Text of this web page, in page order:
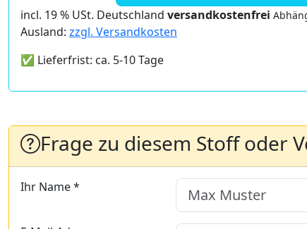
incl. 19 % USt. Deutschland versandkostenfrei
Ausland: zzgl. Versandkosten
✅ Lieferfrist: ca. 5-10 Tage
Frage zu diesem Stoff oder
Ihr Name *